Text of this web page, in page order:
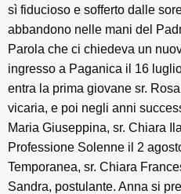
sì fiducioso e sofferto dalle
abbandono nelle mani del
Parola che ci chiedeva un
ingresso a Paganica il 16
entra la prima giovane sr.
vicaria, e poi negli anni
Maria Giuseppina, sr. Chiara
Professione Solenne il 2
Temporanea, sr. Chiara
Sandra, postulante. Anna si